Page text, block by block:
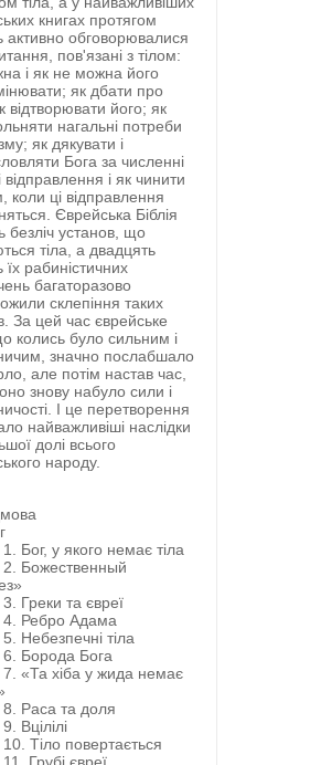
книгах протягом
активно обговорювалися
пов'язані з тілом:
і як не можна його
як дбати про
відтворювати його; як
нагальні потреби
як дякувати і
Бога за численні
відправлення і як чинити
коли ці відправлення
Єврейська Біблія
безліч установ, що
тіла, а двадцять
їх рабиністичних
багаторазово
склепіння таких
За цей час єврейське
колись було сильним і
значно послабшало
але потім настав час,
знову набуло сили і
І це перетворення
найважливіші наслідки
долі всього
народу.
1. Бог, у якого немає тіла
2. Божественный
3. Греки та євреї
4. Ребро Адама
5. Небезпечні тіла
6. Борода Бога
7. «Та хіба у жида немає
8. Раса та доля
Вцілілі
10. Тіло повертається